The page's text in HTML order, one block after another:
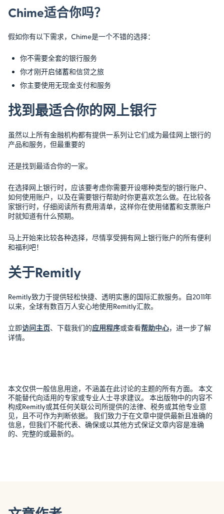
Chime适合你吗？
假如你有以下需求，Chime是一个不错的选择：
你不需要全套的银行服务
你才刚开启储蓄和信贷之旅
你主要使用无现金支付和服务
找到最适合你的网上银行
虽然以上所有金融机构都有提供一系列让它们成为最佳网上银行的
产品和服务，但最重要的
还是找到最适合你的一家。
在选择网上银行时，应该要考虑你需要开设哪种类型的银行账户、
如何使用账户，以及在需要银行帮助时你更喜欢怎么做。在比较各
家银行时，仔细阅读所有费用清单，这样你在使用储蓄和支票账户
时就知道有什么预期。
马上开始来比较各种选择，尽情享受拥有网上银行账户的所有便利
和福利吧！
关于Remitly
Remitly致力于提供轻松快捷、透明实惠的国际汇款服务。自2011年
以来，全球有数百万人安心地使用Remitly汇款。
立即访问主页、下载我们的应用程序或查看帮助中心，进一步了解
详情。
本文仅供一般信息用途，不涵盖在此讨论的主题的所有方面。 本文
不能替代向适用的专家或专业人士寻求建议。 本出版物中的内容不
构成Remitly或其任何关联公司所提供的法律、税务或其他专业意
见，且不可作为判断依据。 我们致力于在文章中提供最新且准确的
信息，但我们不能代表、确保或以其他方式保证文章内容是准确
的、完整的或最新的。